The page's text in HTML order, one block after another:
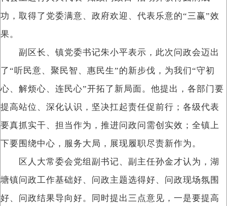
功，取得了党委满意、政府欢迎、代表乐意的“三赢”效
果。
副区长、镇党委书记朱小平表示，此次问政会迈出
了“听民意、聚民智、惠民生”的新步伐，为我们“守初
心、解烦心、连民心”开拓了新局面。他提出，各部门要
提高站位、深化认识，坚决扛起责任促前行；各级代表
要真抓实干、担当作为，推进问政问需创实效；全镇上
下要围绕中心，服务大局，展现履职尽责新作为。
区人大常委会党组副书记、副主任孙金才认为，湖
塘镇问政工作基础好、问政主题选得好、问政现场氛围
好、问政结果导向好。同时提出三点意见，一是要提高